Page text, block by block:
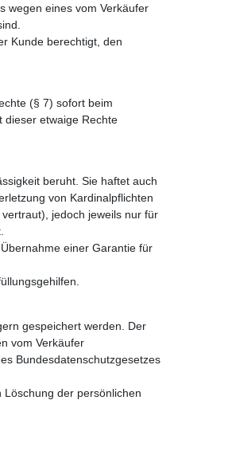
wegen eines vom Verkäufer
Kunde berechtigt, den
(§ 7) sofort beim
dieser etwaige Rechte
beruht. Sie haftet auch
von Kardinalpflichten
jedoch jeweils nur für
einer Garantie für
gespeichert werden. Der
vom Verkäufer
Bundesdatenschutzgesetzes
der persönlichen